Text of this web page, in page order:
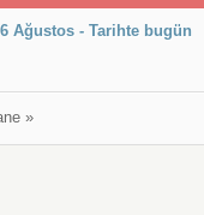
6 Ağustos - Tarihte bugün
»